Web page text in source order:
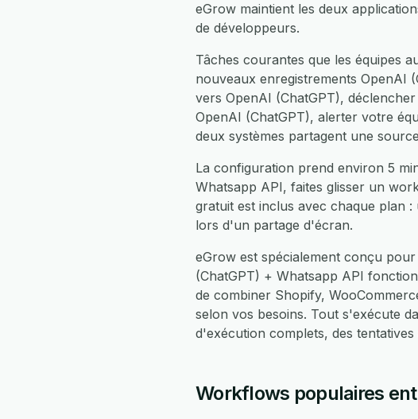
eGrow maintient les deux
de développeurs.
Tâches courantes que les équipes
nouveaux enregistrements OpenAI
vers OpenAI (ChatGPT),
OpenAI (ChatGPT), alerter votre
deux systèmes partagent une
La configuration prend environ 5
Whatsapp API, faites glisser un
gratuit est inclus avec chaque plan
lors d'un partage d'écran.
eGrow est spécialement conçu
(ChatGPT) + Whatsapp API
de combiner Shopify,
selon vos besoins. Tout s'exécute
d'exécution complets, des
Workflows populaires